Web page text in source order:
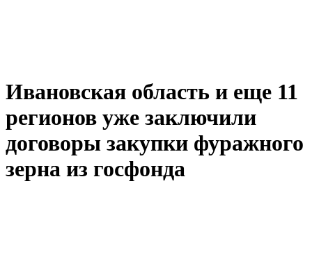
Ивановская область и еще 11
регионов уже заключили
договоры закупки фуражного
зерна из госфонда